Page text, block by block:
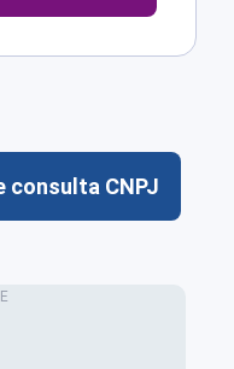
consulta CNPJ